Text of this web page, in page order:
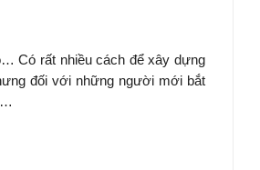
Có rất nhiều cách để xây dựng
đối với những người mới bắt